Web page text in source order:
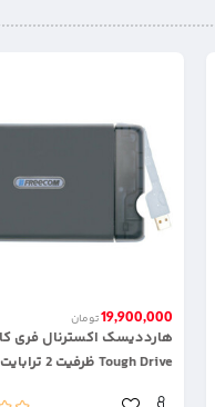
19,900,000تومان
هارددیسک اکسترنال فری
Tough Drive ظرفیت 2 ترابایت